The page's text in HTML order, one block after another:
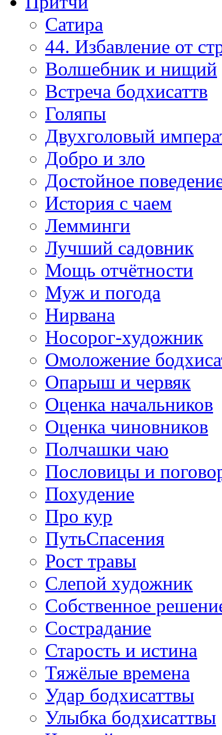
Сатира
44. Избавление от
Волшебник и нищий
Встреча бодхисаттв
Голяпы
Двухголовый
Добро и зло
Достойное
История с чаем
Лемминги
Лучший садовник
Мощь отчётности
Муж и погода
Нирвана
Носорог-художник
Омоложение
Опарыш и червяк
Оценка начальников
Оценка чиновников
Полчашки чаю
Пословицы и
Похудение
Про кур
ПутьСпасения
Рост травы
Слепой художник
Собственное
Сострадание
Старость и истина
Тяжёлые времена
Удар бодхисаттвы
Улыбка бодхисаттвы